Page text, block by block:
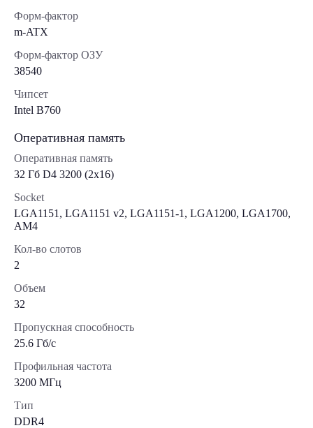
Форм-фактор
m-ATX
Форм-фактор ОЗУ
38540
Чипсет
Intel B760
Оперативная память
Оперативная память
32 Гб D4 3200 (2x16)
Socket
LGA1151, LGA1151 v2, LGA1151-1, LGA1200, LGA1700,
AM4
Кол-во слотов
2
Объем
32
Пропускная способность
25.6 Гб/с
Профильная частота
3200 МГц
Тип
DDR4